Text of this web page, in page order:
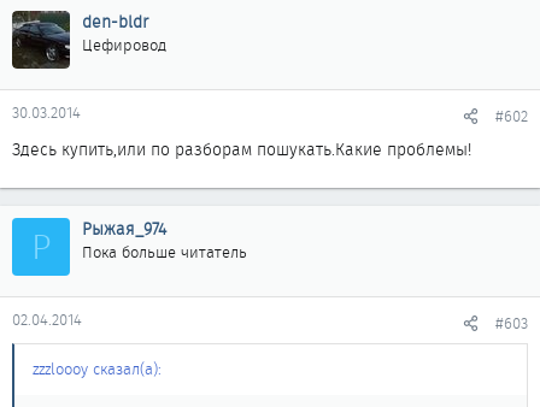
den-bldr
Цефировод
30.03.2014 #602
Здесь купить,или по разборам пошукать.Какие проблемы!
Р Рыжая_974
Пока больше читатель
02.04.2014 #603
zzzloooy сказал(а):